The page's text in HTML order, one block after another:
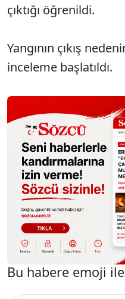
çıktığı öğrenildi.
Yangının çıkış
inceleme başlatıldı.
Bu habere emoji